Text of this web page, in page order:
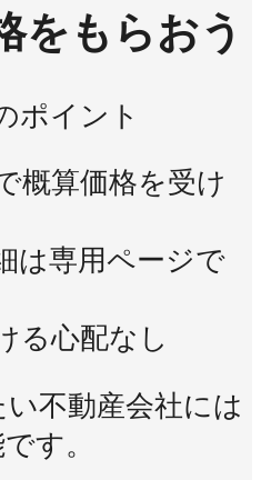
をもらおう
ポイント
概算価格を受け
は専用ページで
る心配なし
不動産会社には
す。